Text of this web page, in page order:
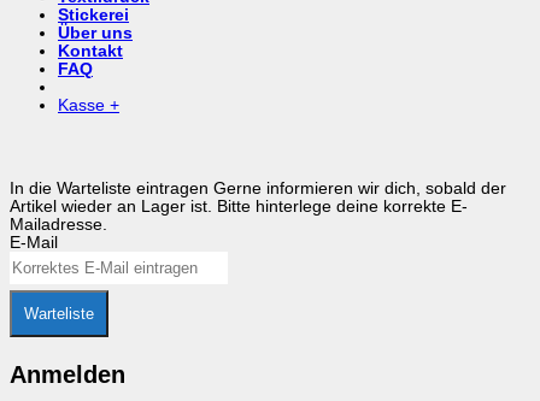
Stickerei
Über uns
Kontakt
FAQ
Kasse +
In die Warteliste eintragen Gerne informieren wir dich, sobald der
Artikel wieder an Lager ist. Bitte hinterlege deine korrekte E-
Mailadresse.
E-Mail
Warteliste
Anmelden